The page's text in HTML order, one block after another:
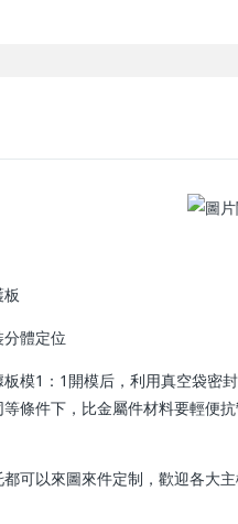
體定位
模1：1開模后，利用真空袋密
條件下，比金屬件材料要輕便
可以來圖來件定制，歡迎各大